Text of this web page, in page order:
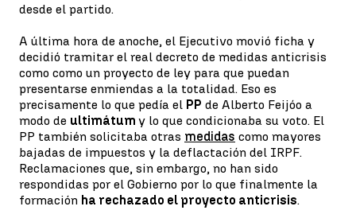
desde el partido.
A última hora de anoche, el Ejecutivo movió ficha y
decidió tramitar el real decreto de medidas anticrisis
como como un proyecto de ley para que puedan
presentarse enmiendas a la totalidad. Eso es
precisamente lo que pedía el PP de Alberto Feijóo a
modo de ultimátum y lo que condicionaba su voto. El
PP también solicitaba otras medidas como mayores
bajadas de impuestos y la deflactación del IRPF.
Reclamaciones que, sin embargo, no han sido
respondidas por el Gobierno por lo que finalmente la
formación ha rechazado el proyecto anticrisis.